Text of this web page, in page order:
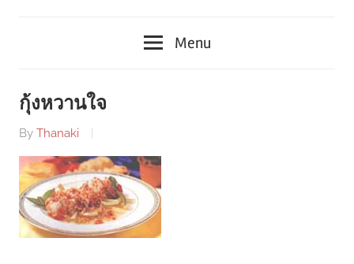
Menu
กุ้งหวานใจ
By Thanaki